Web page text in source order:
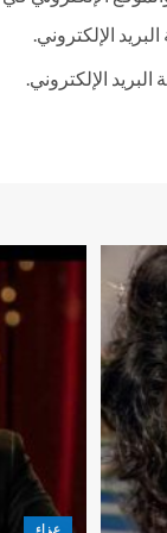
الإلكتروني.
الإلكتروني.
عزاء